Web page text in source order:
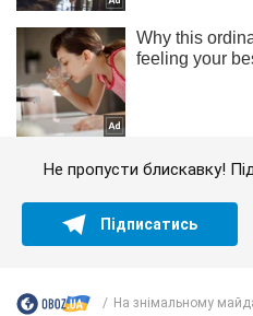
Не пропусти блискавку!
Підписатись
На знімальному